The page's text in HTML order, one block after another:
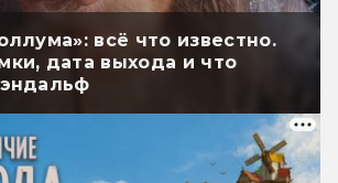
всё что известно.
дата выхода и что